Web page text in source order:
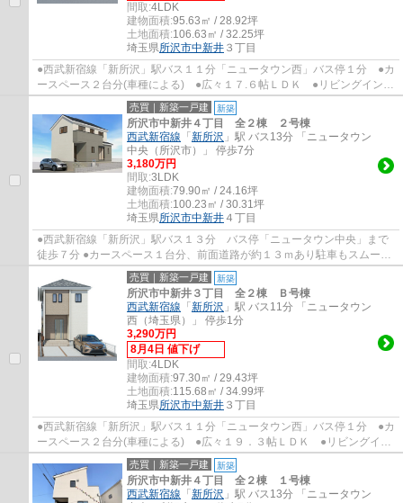
間取:4LDK
建物面積:95.63㎡ / 28.92坪
土地面積:106.63㎡ / 32.25坪
埼玉県所沢市中新井 ３丁目
●西武新宿線「新所沢」駅バス１１分「ニュータウン西」バス停１分 ●カ
ースペース２台分(車種による) ●広々１７.６帖ＬＤＫ ●リビングイン階
段 ●収納たっぷりW.I.C＋S.I.C＋床下収...
売買｜新築一戸建 新築
所沢市中新井４丁目 全２棟 ２号棟
西武新宿線 「 新所沢 」駅 バス13分 「ニュータウン
中央（所沢市）」 停歩7分
3,180万円
間取:3LDK
建物面積:79.90㎡ / 24.16坪
土地面積:100.23㎡ / 30.31坪
埼玉県所沢市中新井 ４丁目
●西武新宿線「新所沢」駅バス１３分 バス停「ニュータウン中央」まで
徒歩７分 ●カースペース１台分、前面道路が約１３ｍあり駐車もスムーズ
●陽当たり、通風良好 ●南向きのワイドバル...
売買｜新築一戸建 新築
所沢市中新井３丁目 全２棟 Ｂ号棟
西武新宿線 「 新所沢 」駅 バス11分 「ニュータウン
西（埼玉県）」 停歩1分
3,290万円
8月4日 値下げ
間取:4LDK
建物面積:97.30㎡ / 29.43坪
土地面積:115.68㎡ / 34.99坪
埼玉県所沢市中新井 ３丁目
●西武新宿線「新所沢」駅バス１１分「ニュータウン西」バス停１分 ●カ
ースペース２台分(車種による) ●広々１９．３帖ＬＤＫ ●リビングイン
階段 ●収納たっぷりシューズボックス＋床...
売買｜新築一戸建 新築
所沢市中新井４丁目 全２棟 １号棟
西武新宿線 「 新所沢 」駅 バス13分 「ニュータウン